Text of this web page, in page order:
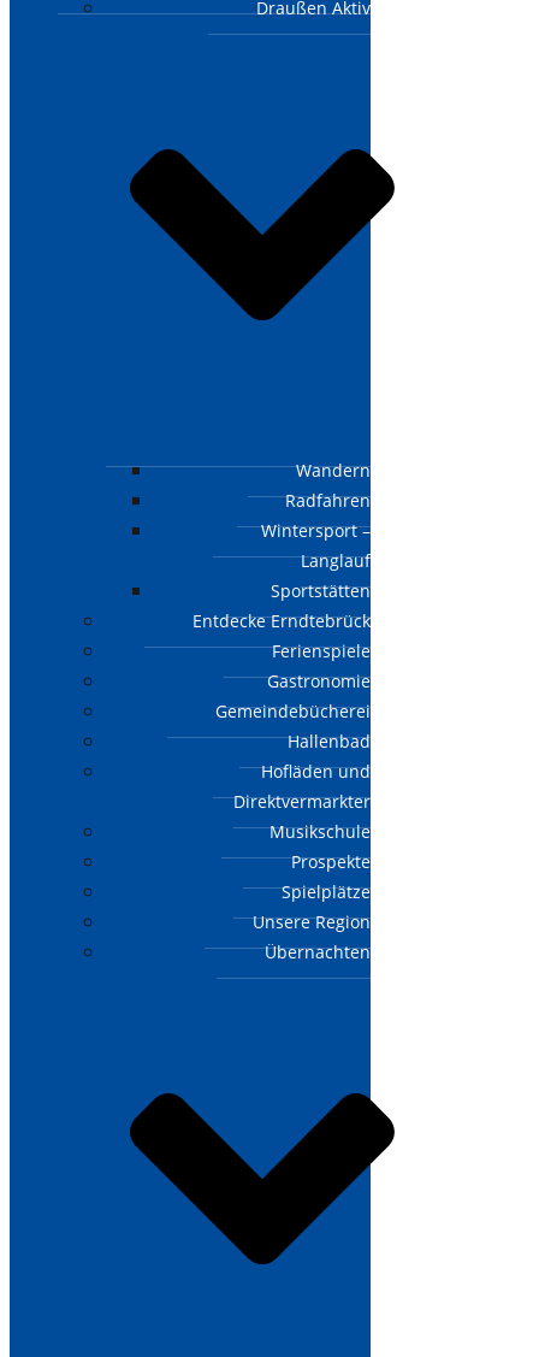
Draußen Aktiv
Wandern
Radfahren
Wintersport –
Langlauf
Sportstätten
Entdecke Erndtebrück
Ferienspiele
Gastronomie
Gemeindebücherei
Hallenbad
Hofläden und
Direktvermarkter
Musikschule
Prospekte
Spielplätze
Unsere Region
Übernachten